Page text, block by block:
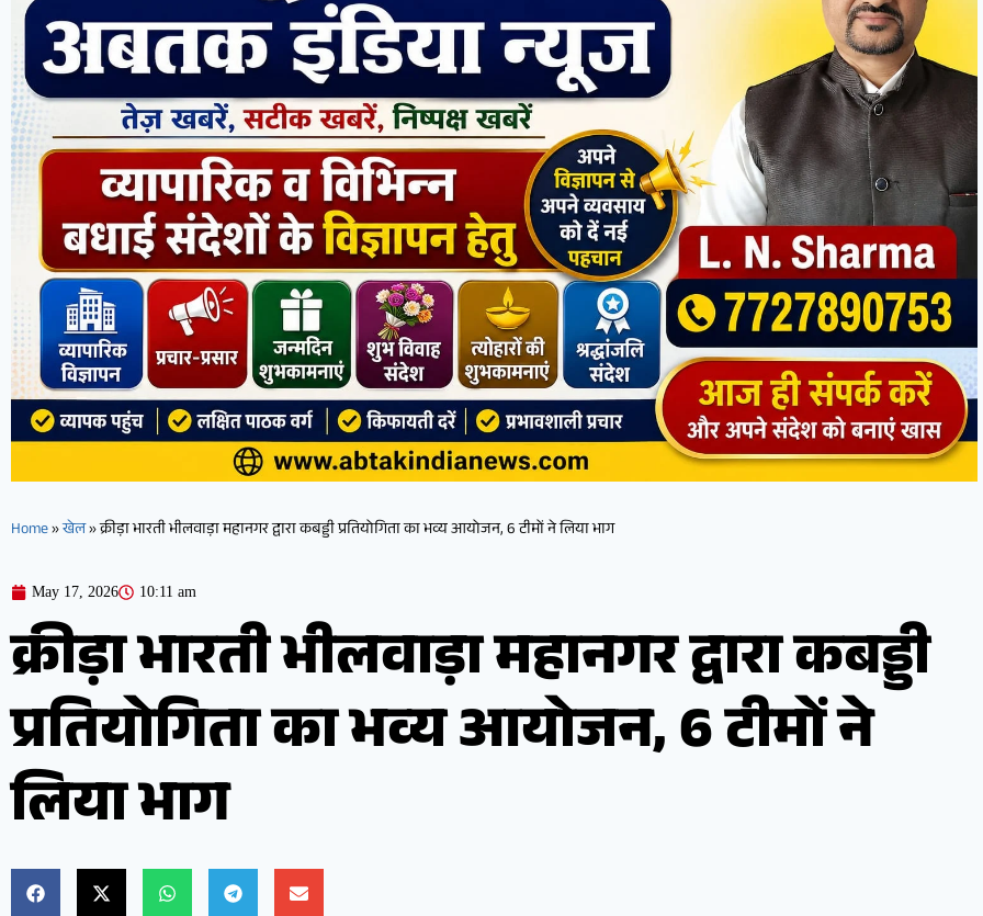
Home»खेल»क्रीड़ा भारती भीलवाड़ा महानगर द्वारा कबड्डी प्रतियोगिता का भव्य आयोजन, 6 टीमों ने लिया भाग
May 17, 2026 10:11 am
क्रीड़ा भारती भीलवाड़ा महानगर द्वारा कबड्डी
प्रतियोगिता का भव्य आयोजन, 6 टीमों ने
लिया भाग